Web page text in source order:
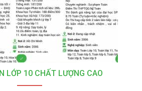
LỚP 10 CHẤT LƯỢNG CAO